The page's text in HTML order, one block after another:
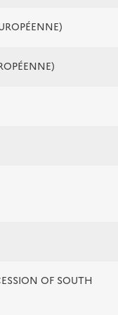
OF SOUTH